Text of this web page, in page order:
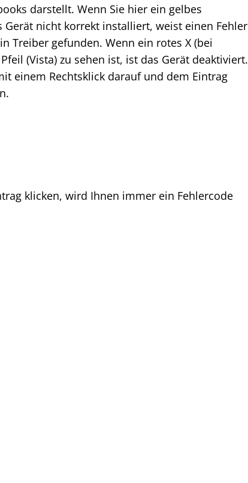
darstellt. Wenn Sie hier ein gelbes
Gerät nicht korrekt installiert, weist einen Fehler
Treiber gefunden. Wenn ein rotes X (bei
(Vista) zu sehen ist, ist das Gerät deaktiviert.
einem Rechtsklick darauf und dem Eintrag
klicken, wird Ihnen immer ein Fehlercode